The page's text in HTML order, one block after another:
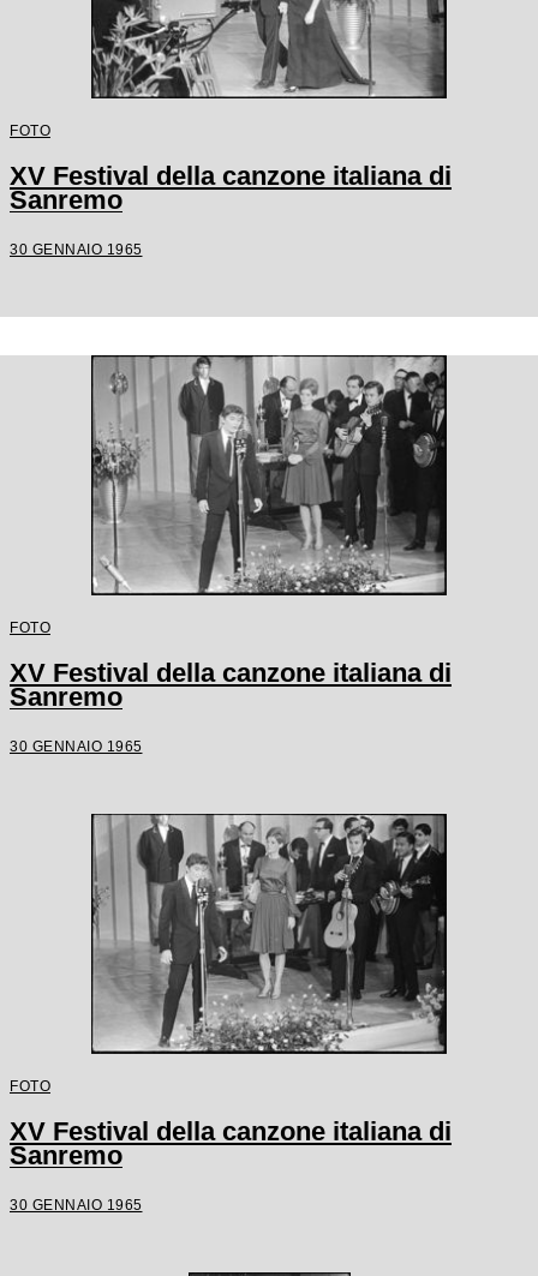
FOTO
XV Festival della canzone italiana di
Sanremo
30 GENNAIO 1965
FOTO
XV Festival della canzone italiana di
Sanremo
30 GENNAIO 1965
FOTO
XV Festival della canzone italiana di
Sanremo
30 GENNAIO 1965